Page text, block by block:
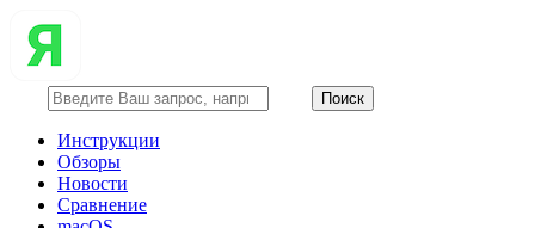
Инструкции
Обзоры
Новости
Сравнение